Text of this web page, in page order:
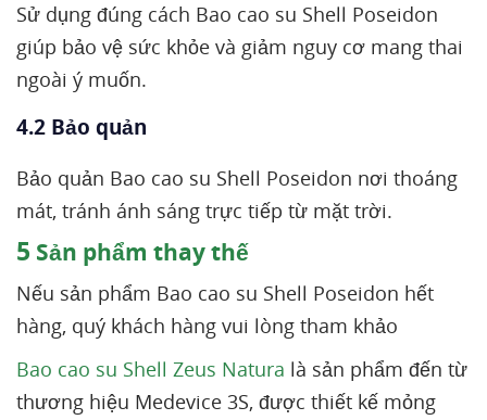
Sử dụng đúng cách Bao cao su Shell Poseidon
giúp bảo vệ sức khỏe và giảm nguy cơ mang thai
ngoài ý muốn.
4.2 Bảo quản
Bảo quản Bao cao su Shell Poseidon nơi thoáng
mát, tránh ánh sáng trực tiếp từ mặt trời.
5 Sản phẩm thay thế
Nếu sản phẩm Bao cao su Shell Poseidon hết
hàng, quý khách hàng vui lòng tham khảo
Bao cao su Shell Zeus Natura là sản phẩm đến từ
thương hiệu Medevice 3S, được thiết kế mỏng